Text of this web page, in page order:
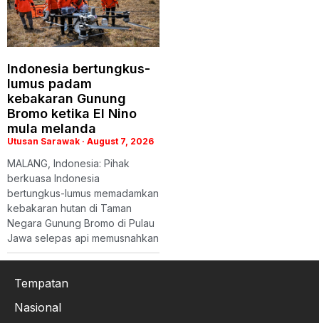
Indonesia bertungkus-
lumus padam
kebakaran Gunung
Bromo ketika El Nino
mula melanda
Utusan Sarawak August 7, 2026
MALANG, Indonesia: Pihak
berkuasa Indonesia
bertungkus-lumus memadamkan
kebakaran hutan di Taman
Negara Gunung Bromo di Pulau
Jawa selepas api memusnahkan
Tempatan
Nasional